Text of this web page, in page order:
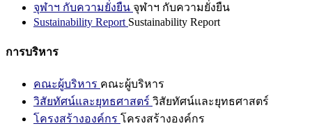
จุฬาฯ กับความยั่งยืน จุฬาฯ กับความยั่งยืน
Sustainability Report Sustainability Report
การบริหาร
คณะผู้บริหาร คณะผู้บริหาร
วิสัยทัศน์และยุทธศาสตร์ วิสัยทัศน์และยุทธศาสตร์
โครงสร้างองค์กร โครงสร้างองค์กร